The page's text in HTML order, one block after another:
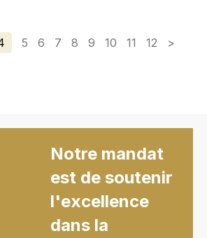
5 6 7 8 9 10 11 12 >
Notre mandat
est de soutenir
l'excellence
dans la